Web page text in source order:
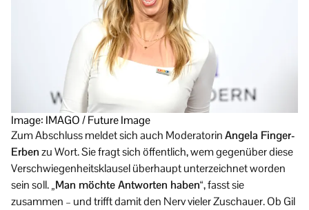
Image: IMAGO / Future Image
Zum Abschluss meldet sich auch ModeratorinAngela Finger-
Erbenzu Wort. Sie fragt sich öffentlich, wem gegenüber diese
Verschwiegenheitsklausel überhaupt unterzeichnet worden
sein soll.„Man möchte Antworten haben“, fasst sie
zusammen – und trifft damit den Nerv vieler Zuschauer. Ob Gil